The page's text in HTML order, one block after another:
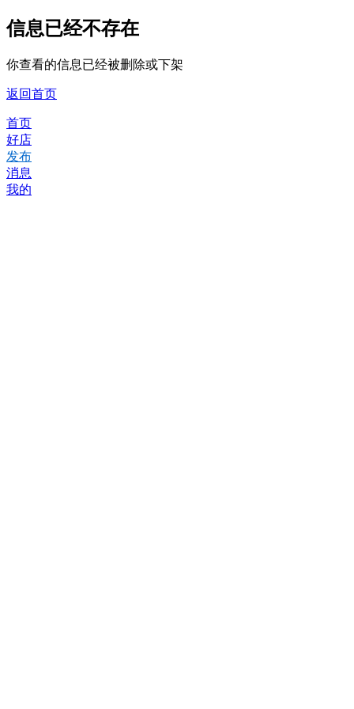
信息已经不存在
你查看的信息已经被删除或下架
返回首页
首页
好店
发布
消息
我的